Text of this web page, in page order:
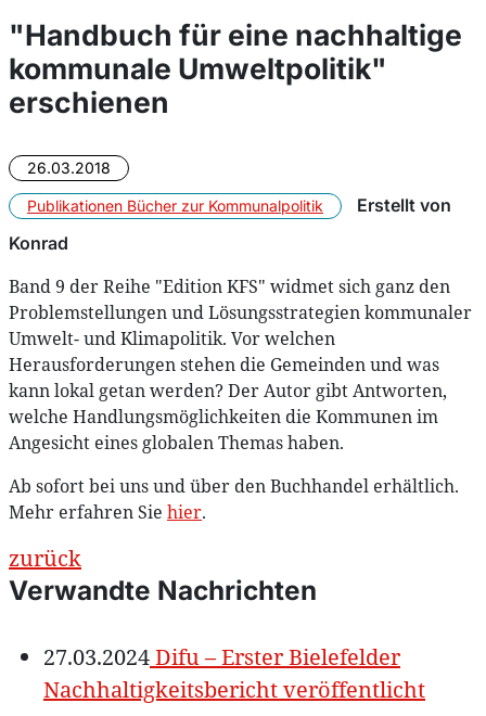
"Handbuch für eine nachhaltige
kommunale Umweltpolitik"
erschienen
26.03.2018
Publikationen Bücher zur Kommunalpolitik
Erstellt von
Konrad
Band 9 der Reihe "Edition KFS" widmet sich ganz den
Problemstellungen und Lösungsstrategien kommunaler
Umwelt- und Klimapolitik. Vor welchen
Herausforderungen stehen die Gemeinden und was
kann lokal getan werden? Der Autor gibt Antworten,
welche Handlungsmöglichkeiten die Kommunen im
Angesicht eines globalen Themas haben.
Ab sofort bei uns und über den Buchhandel erhältlich.
Mehr erfahren Sie hier.
zurück
Verwandte Nachrichten
27.03.2024Difu – Erster Bielefelder
Nachhaltigkeitsbericht veröffentlicht